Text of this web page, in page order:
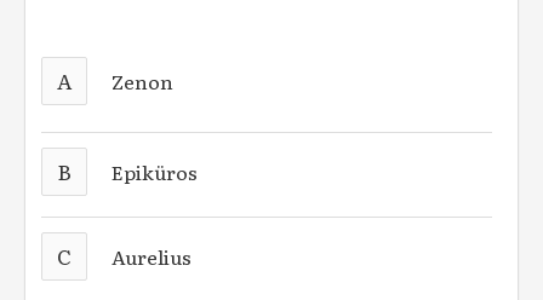
A Zenon
B Epiküros
C Aurelius